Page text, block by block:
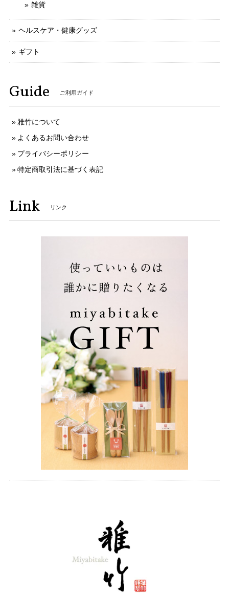
雑貨
ヘルスケア・健康グッズ
ギフト
Guide ご利用ガイド
雅竹について
よくあるお問い合わせ
プライバシーポリシー
特定商取引法に基づく表記
Link リンク